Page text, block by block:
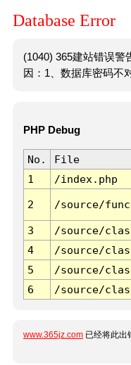
Database Error
(1040) 365建站错误警
因：1、数据库密码不
PHP Debug
No. File
1
/index.php
2 /source/
3 /source/
4
/source/
5
/source/
6
/source/
www.365jz.com 已经将此出